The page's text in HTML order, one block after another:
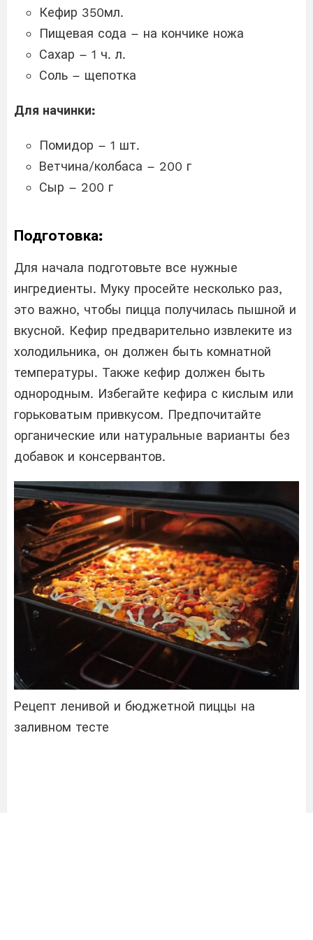
Кефир 350мл.
Пищевая сода – на кончике ножа
Сахар – 1 ч. л.
Соль – щепотка
Для начинки:
Помидор – 1 шт.
Ветчина/колбаса – 200 г
Сыр – 200 г
Подготовка:
Для начала подготовьте все нужные
ингредиенты. Муку просейте несколько раз,
это важно, чтобы пицца получилась пышной и
вкусной. Кефир предварительно извлеките из
холодильника, он должен быть комнатной
температуры. Также кефир должен быть
однородным. Избегайте кефира с кислым или
горьковатым привкусом. Предпочитайте
органические или натуральные варианты без
добавок и консервантов.
Рецепт ленивой и бюджетной пиццы на
заливном тесте